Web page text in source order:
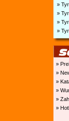
»
»
»
»
»
»
»
»
»
»